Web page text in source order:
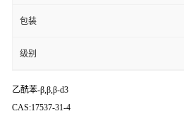
包装
级别
乙酰苯-β,β,β-d3
CAS:17537-31-4